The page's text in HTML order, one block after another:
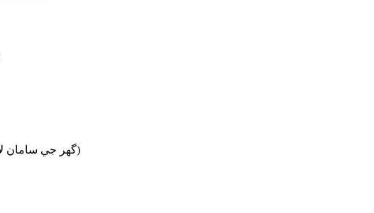
170-280VAC (ذاتي ڪمپيوٽرن لاءِ):90-280VAC (گهر جي سامان لاءِ)